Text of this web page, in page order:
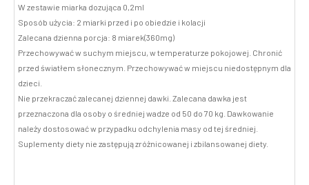
W zestawie miarka dozująca 0,2ml
Sposób użycia: 2 miarki przed i po obiedzie i kolacji
Zalecana dzienna porcja: 8 miarek(360mg)
Przechowywać w suchym miejscu, w temperaturze pokojowej. Chronić
przed światłem słonecznym. Przechowywać w miejscu niedostępnym dla
dzieci.
Nie przekraczać zalecanej dziennej dawki. Zalecana dawka jest
przeznaczona dla osoby o średniej wadze od 50 do 70 kg. Dawkowanie
należy dostosować w przypadku odchylenia masy od tej średniej.
Suplementy diety nie zastępują zróżnicowanej i zbilansowanej diety.